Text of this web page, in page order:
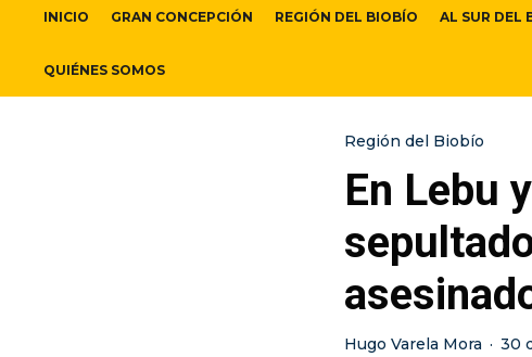
INICIO GRAN CONCEPCIÓN REGIÓN DEL BIOBÍO AL SUR DEL
QUIÉNES SOMOS
Región del Biobío
En Lebu
Hugo Varela Mora · 30